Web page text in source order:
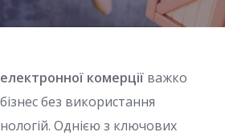
електронної комерції важко
без використання
Однією з ключових